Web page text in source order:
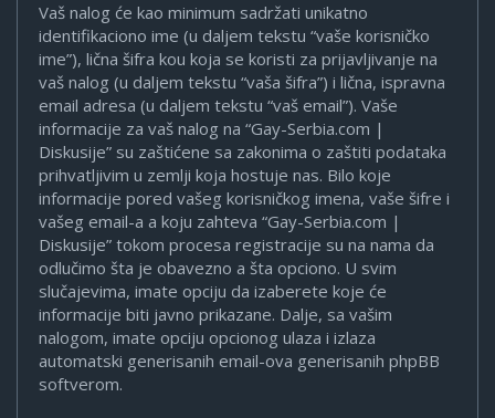
Vaš nalog će kao minimum sadržati unikatno
identifikaciono ime (u daljem tekstu “vaše korisničko
ime”), lična šifra kou koja se koristi za prijavljivanje na
vaš nalog (u daljem tekstu “vaša šifra”) i lična, ispravna
email adresa (u daljem tekstu “vaš email”). Vaše
informacije za vaš nalog na “Gay-Serbia.com |
Diskusije” su zaštićene sa zakonima o zaštiti podataka
prihvatljivim u zemlji koja hostuje nas. Bilo koje
informacije pored vašeg korisničkog imena, vaše šifre i
vašeg email-a a koju zahteva “Gay-Serbia.com |
Diskusije” tokom procesa registracije su na nama da
odlučimo šta je obavezno a šta opciono. U svim
slučajevima, imate opciju da izaberete koje će
informacije biti javno prikazane. Dalje, sa vašim
nalogom, imate opciju opcionog ulaza i izlaza
automatski generisanih email-ova generisanih phpBB
softverom.